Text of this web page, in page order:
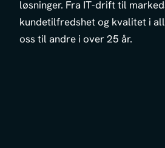
løsninger. Fra IT-drift til
kundetilfredshet og kvalitet i
oss til andre i over 25 år.